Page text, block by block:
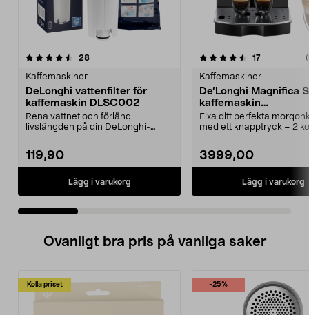
28recensioner
Kaffemaskiner
DeLonghi vattenfilter för
kaffemaskin DLSC002
Rena vattnet och förläng
livslängden på din DeLonghi-
119,90
Lägg i varukorg
4.5 av 5 stjärnor 17recensioner
Kaffemaskiner
De’Longhi Magnifica
kaffemaskin
ECAM220.22.GB
Fixa ditt perfekta
med ett knapptryck – 2
3999,00
Lägg i varukorg
4.5 av 5 stjärnor
Ovanligt bra pris på vanliga saker
Kolla priset -25%